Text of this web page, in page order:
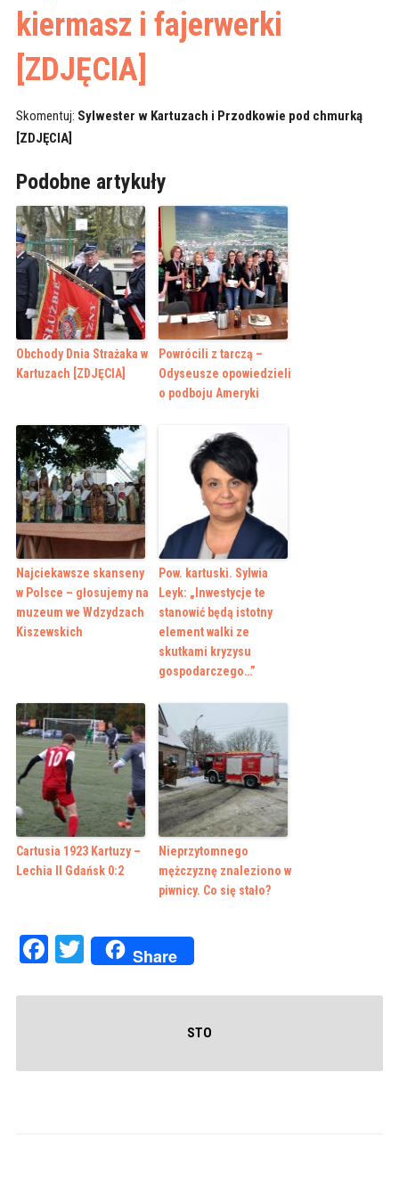
kiermasz i fajerwerki
[ZDJĘCIA]
Skomentuj: Sylwester w Kartuzach i Przodkowie pod chmurką
[ZDJĘCIA]
Podobne artykuły
Obchody Dnia Strażaka w
Kartuzach [ZDJĘCIA]
Powrócili z tarczą –
Odyseusze opowiedzieli
o podboju Ameryki
Najciekawsze skanseny
w Polsce – głosujemy na
muzeum we Wdzydzach
Kiszewskich
Pow. kartuski. Sylwia
Leyk: „Inwestycje te
stanowić będą istotny
element walki ze
skutkami kryzysu
gospodarczego…”
Cartusia 1923 Kartuzy –
Lechia II Gdańsk 0:2
Nieprzytomnego
mężczyznę znaleziono w
piwnicy. Co się stało?
Facebook
Twitter
Share
STO